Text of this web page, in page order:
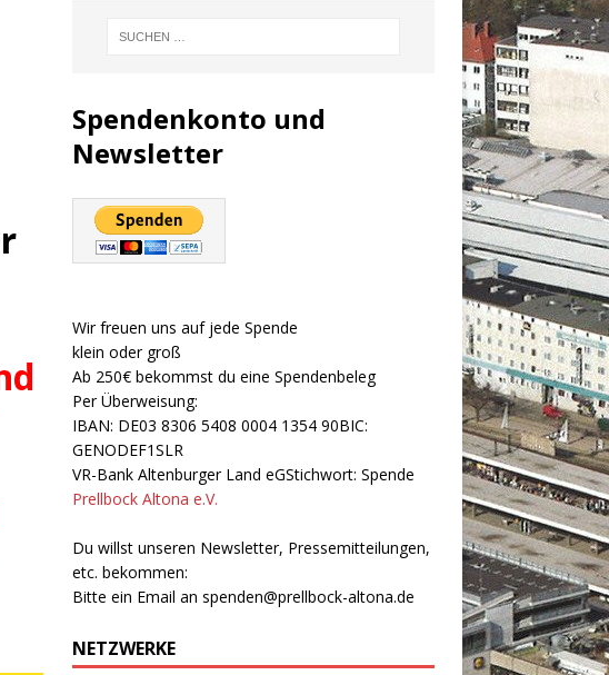
Spendenkonto und
Newsletter
Wir freuen uns auf jede Spende
klein oder groß
Ab 250€ bekommst du eine Spendenbeleg
Per Überweisung:
IBAN: DE03 8306 5408 0004 1354 90BIC:
GENODEF1SLR
VR-Bank Altenburger Land eGStichwort: Spende
Prellbock Altona e.V.
Du willst unseren Newsletter, Pressemitteilungen,
etc. bekommen:
Bitte ein Email an spenden@prellbock-altona.de
NETZWERKE